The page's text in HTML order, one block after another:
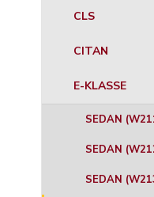
CLS
CITAN
E-KLASSE
SEDAN
SEDAN
SEDAN